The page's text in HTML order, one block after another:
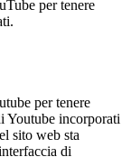
per tenere
per tenere
Youtube incorporati
sito web sta
di